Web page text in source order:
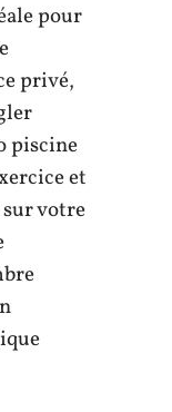
pour
privé,
piscine
et
votre